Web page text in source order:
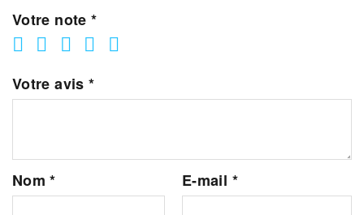
Votre note *
Votre avis *
Nom* E-mail *